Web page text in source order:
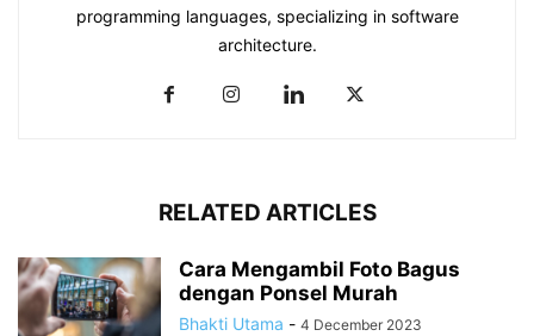
programming languages, specializing in software
architecture.
RELATED ARTICLES
Cara Mengambil Foto Bagus
dengan Ponsel Murah
Bhakti Utama - 4 December 2023